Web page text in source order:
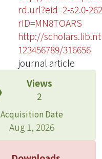
rd.url?eid=2-s2.0-
rID=MN8TOARS
http://
123456789/316656
journal article
Views
2
Acquisition Date
Aug 1, 2026